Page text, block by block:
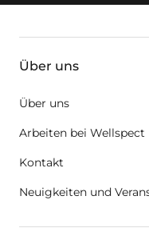
Über uns
Über uns
Arbeiten bei Wellspect
Kontakt
Neuigkeiten und